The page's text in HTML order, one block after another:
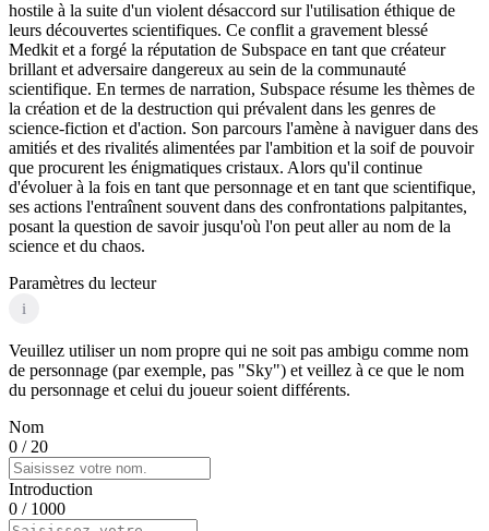
hostile à la suite d'un violent désaccord sur l'utilisation éthique de
leurs découvertes scientifiques. Ce conflit a gravement blessé
Medkit et a forgé la réputation de Subspace en tant que créateur
brillant et adversaire dangereux au sein de la communauté
scientifique. En termes de narration, Subspace résume les thèmes de
la création et de la destruction qui prévalent dans les genres de
science-fiction et d'action. Son parcours l'amène à naviguer dans des
amitiés et des rivalités alimentées par l'ambition et la soif de pouvoir
que procurent les énigmatiques cristaux. Alors qu'il continue
d'évoluer à la fois en tant que personnage et en tant que scientifique,
ses actions l'entraînent souvent dans des confrontations palpitantes,
posant la question de savoir jusqu'où l'on peut aller au nom de la
science et du chaos.
Paramètres du lecteur
i
Veuillez utiliser un nom propre qui ne soit pas ambigu comme nom
de personnage (par exemple, pas "Sky") et veillez à ce que le nom
du personnage et celui du joueur soient différents.
Nom
0 / 20
Introduction
0 / 1000